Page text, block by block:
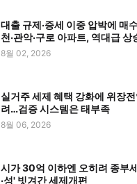
대출 규제·증세 이중 압박에 매
천·관악·구로 아파트, 역대급 상
8월 02, 2026
실거주 세제 혜택 강화에 위장
려…검증 시스템은 태부족
8월 06, 2026
시가 30억 이하엔 오히려 종부
·성' 빗겨간 세제개편